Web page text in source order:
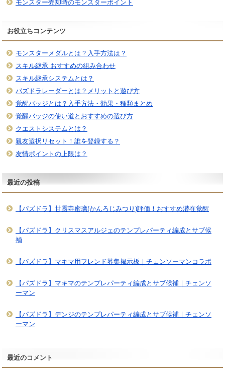
モンスター売却時のモンスターポイント
お役立ちコンテンツ
モンスターメダルとは？入手方法は？
スキル継承 おすすめの組み合わせ
スキル継承システムとは？
パズドラレーダーとは？メリットと遊び方
覚醒バッジとは？入手方法・効果・種類まとめ
覚醒バッジの使い道とおすすめの選び方
クエストシステムとは？
親友選択リセット！誰を登録する？
友情ポイントの上限は？
最近の投稿
【パズドラ】甘露寺蜜璃(かんろじみつり)評価！おすすめ潜在覚醒
【パズドラ】クリスマスアルジェのテンプレパーティ編成とサブ候
補
【パズドラ】マキマ用フレンド募集掲示板｜チェンソーマンコラボ
【パズドラ】マキマのテンプレパーティ編成とサブ候補｜チェンソ
ーマン
【パズドラ】デンジのテンプレパーティ編成とサブ候補｜チェンソ
ーマン
最近のコメント